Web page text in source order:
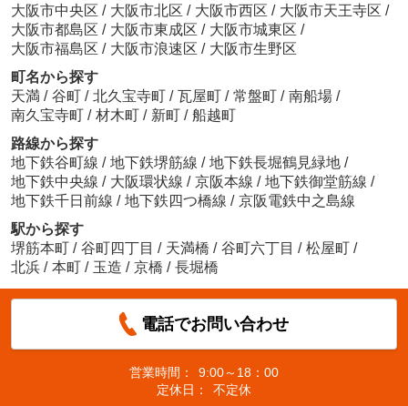
大阪市中央区 / 大阪市北区 / 大阪市西区 / 大阪市天王寺区 /
大阪市都島区 / 大阪市東成区 / 大阪市城東区 /
大阪市福島区 / 大阪市浪速区 / 大阪市生野区
町名から探す
天満 / 谷町 / 北久宝寺町 / 瓦屋町 / 常盤町 / 南船場 /
南久宝寺町 / 材木町 / 新町 / 船越町
路線から探す
地下鉄谷町線 / 地下鉄堺筋線 / 地下鉄長堀鶴見緑地 /
地下鉄中央線 / 大阪環状線 / 京阪本線 / 地下鉄御堂筋線 /
地下鉄千日前線 / 地下鉄四つ橋線 / 京阪電鉄中之島線
駅から探す
堺筋本町 / 谷町四丁目 / 天満橋 / 谷町六丁目 / 松屋町 /
北浜 / 本町 / 玉造 / 京橋 / 長堀橋
電話でお問い合わせ
営業時間：
9:00～18：00
定休日：
不定休